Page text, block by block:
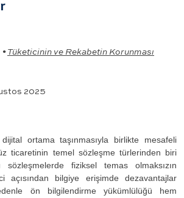
• Tüketicinin ve Rekabetin Korunması
2025
ortama taşınmasıyla birlikte mesafeli
ticaretinin temel sözleşme türlerinden biri
fiziksel temas olmaksızın
açısından bilgiye erişimde dezavantajlar
ön bilgilendirme yükümlülüğü hem